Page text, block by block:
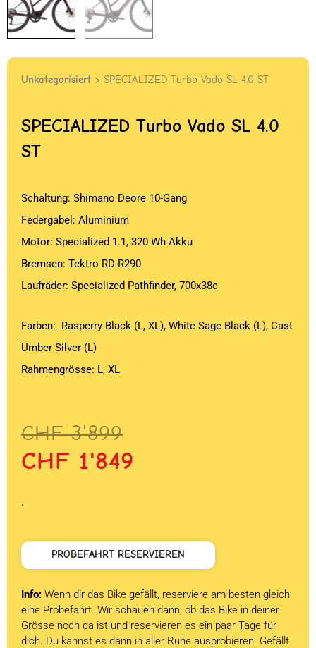
Unkategorisiert > SPECIALIZED Turbo Vado SL 4.0 ST
SPECIALIZED Turbo Vado SL 4.0
ST
Schaltung: Shimano Deore 10-Gang
Federgabel: Aluminium
Motor: Specialized 1.1, 320 Wh Akku
Bremsen: Tektro RD-R290
Laufräder: Specialized Pathfinder, 700x38c
Farben: Rasperry Black (L, XL), White Sage Black (L), Cast
Umber Silver (L)
Rahmengrösse: L, XL
CHF3'899
Ursprünglicher
Preis
war:
CHF 3'899
CHF 1'849
Aktueller
Preis
ist:
CHF 1'849.
.
PROBEFAHRT RESERVIEREN
Info: Wenn dir das Bike gefällt, reserviere am besten gleich
eine Probefahrt. Wir schauen dann, ob das Bike in deiner
Grösse noch da ist und reservieren es ein paar Tage für
dich. Du kannst es dann in aller Ruhe ausprobieren. Gefällt